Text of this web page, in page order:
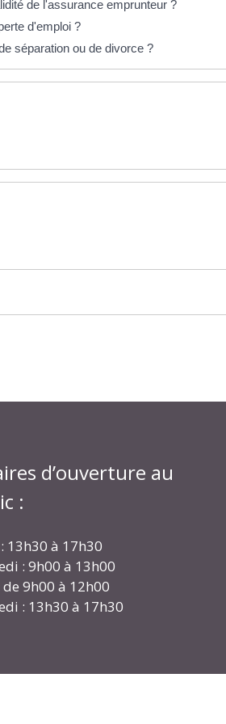
de l'assurance emprunteur ?
d'emploi ?
séparation ou de divorce ?
d’ouverture au
:
13h30 à 17h30
: 9h00 à 13h00
de 9h00 à 12h00
: 13h30 à 17h30